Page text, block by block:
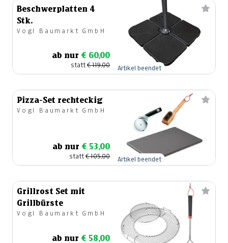
Beschwerplatten 4
Stk.
Vogl Baumarkt GmbH
ab nur € 60,00
statt€ 119,00 Artikel beendet
Pizza-Set rechteckig
Vogl Baumarkt GmbH
ab nur € 53,00
statt€ 105,00 Artikel beendet
Grillrost Set mit
Grillbürste
Vogl Baumarkt GmbH
ab nur € 58,00